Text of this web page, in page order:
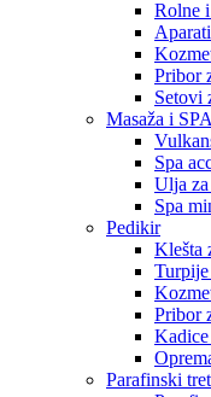
Rolne
Pribor
Setovi
Masaža i
Spa
Ulja za
Spa
Pedikir
Klešta
Pribor
Parafinski